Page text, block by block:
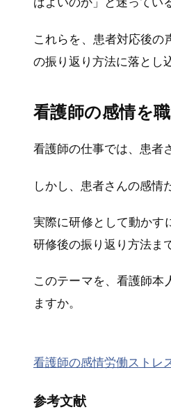
これらを、患者対応後の
の振り返り方法に落とし
看護師の感情を
看護師の仕事では、患者
しかし、患者さんの感情
実際に研修として動かす
研修後の振り返り方法ま
このテーマを、看護師本
ますか。
看護師の感情労働ストレ
参考文献